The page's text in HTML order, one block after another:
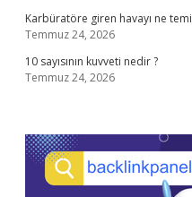
Karbüratöre giren havayı ne
Temmuz 24, 2026
10 sayısının kuvveti nedir ?
Temmuz 24, 2026